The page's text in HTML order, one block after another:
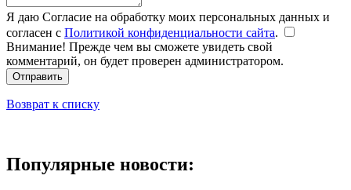
Я даю Согласие на обработку моих персональных данных и
согласен с Политикой конфиденциальности сайта.
Внимание! Прежде чем вы сможете увидеть свой
комментарий, он будет проверен администратором.
Отправить
Возврат к списку
Популярные новости: